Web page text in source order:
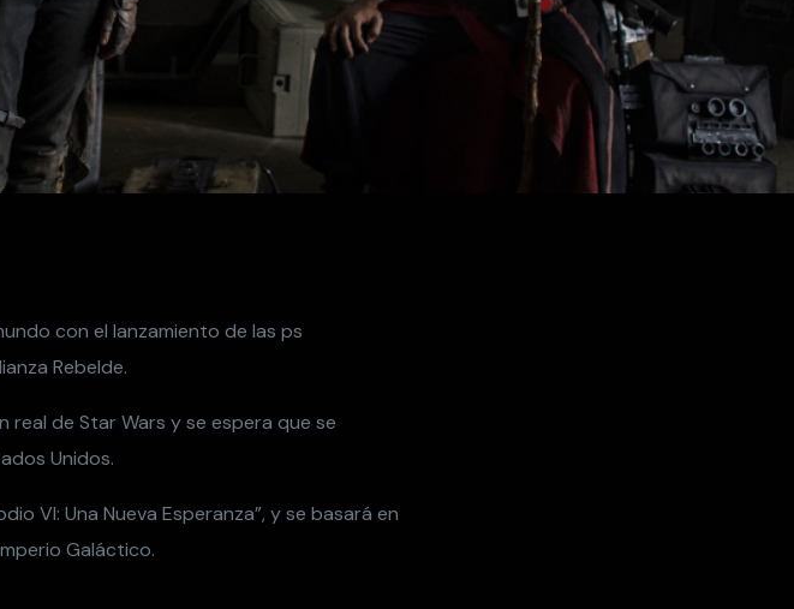
con el lanzamiento de las ps
Rebelde.
de Star Wars y se espera que se
Unidos.
VI: Una Nueva Esperanza”, y se basará en
Galáctico.